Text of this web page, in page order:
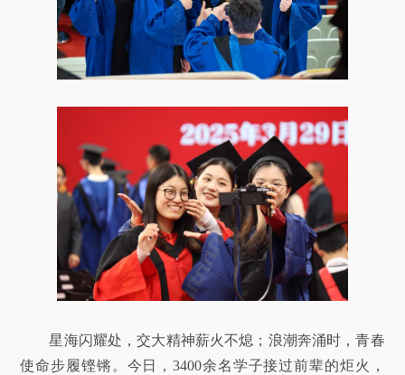
星海闪耀处，交大精神薪火不熄；浪潮奔涌时，青春
使命步履铿锵。今日，3400余名学子接过前辈的炬火，